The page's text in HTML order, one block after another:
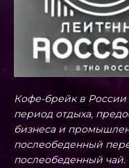
Кофе-брейк в России
период отдыха,
бизнеса и
послеобеденный
послеобеденный чай.